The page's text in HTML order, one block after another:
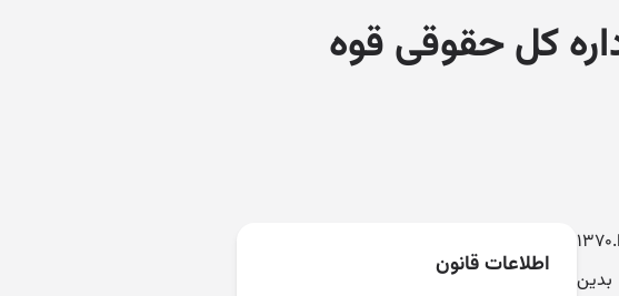
۷/۶۸۵۹ مورخ ۱۳۷۹/۰۷/۱۱ اداره کل حقوقی قوه
چنانچه مفاد حکم در مورد محکومٌ علیه اجرا شده و مدت های مندرج در ماده ۶۲ مکرر ق.م.ا.۱۳۷۰
بدین
اطلاعات قانون